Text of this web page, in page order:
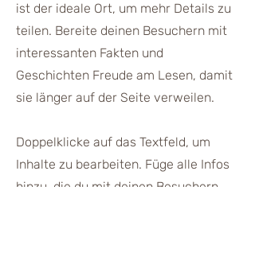
ist der ideale Ort, um mehr Details zu
teilen. Bereite deinen Besuchern mit
interessanten Fakten und
Geschichten Freude am Lesen, damit
sie länger auf der Seite verweilen.
Doppelklicke auf das Textfeld, um
Inhalte zu bearbeiten. Füge alle Infos
hinzu, die du mit deinen Besuchern